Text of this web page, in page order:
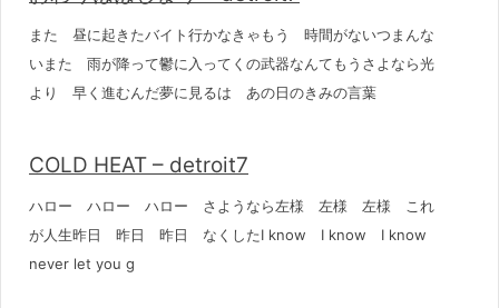
また 昼に起きたバイト行かなきゃもう 時間がないつまんな
いまた 雨が降って鬱に入ってくの武器なんてもうさよなら光
より 早く進むんだ夢に見るは あの日のきみの言葉
COLD HEAT – detroit7
ハロー ハロー ハロー さようなら左様 左様 左様 これ
が人生昨日 昨日 昨日 なくしたI know I know I know
never let you g